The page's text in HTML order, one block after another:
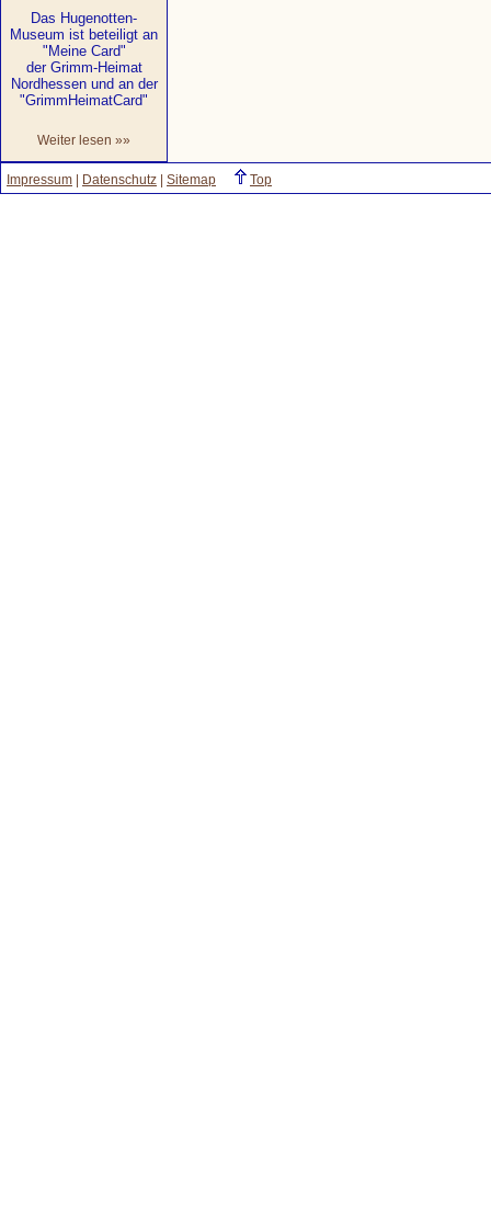
Das Hugenotten-
Museum ist beteiligt an
"Meine Card"
der Grimm-Heimat
Nordhessen und an der
"GrimmHeimatCard"
Weiter lesen »»
Impressum Datenschutz Sitemap Top